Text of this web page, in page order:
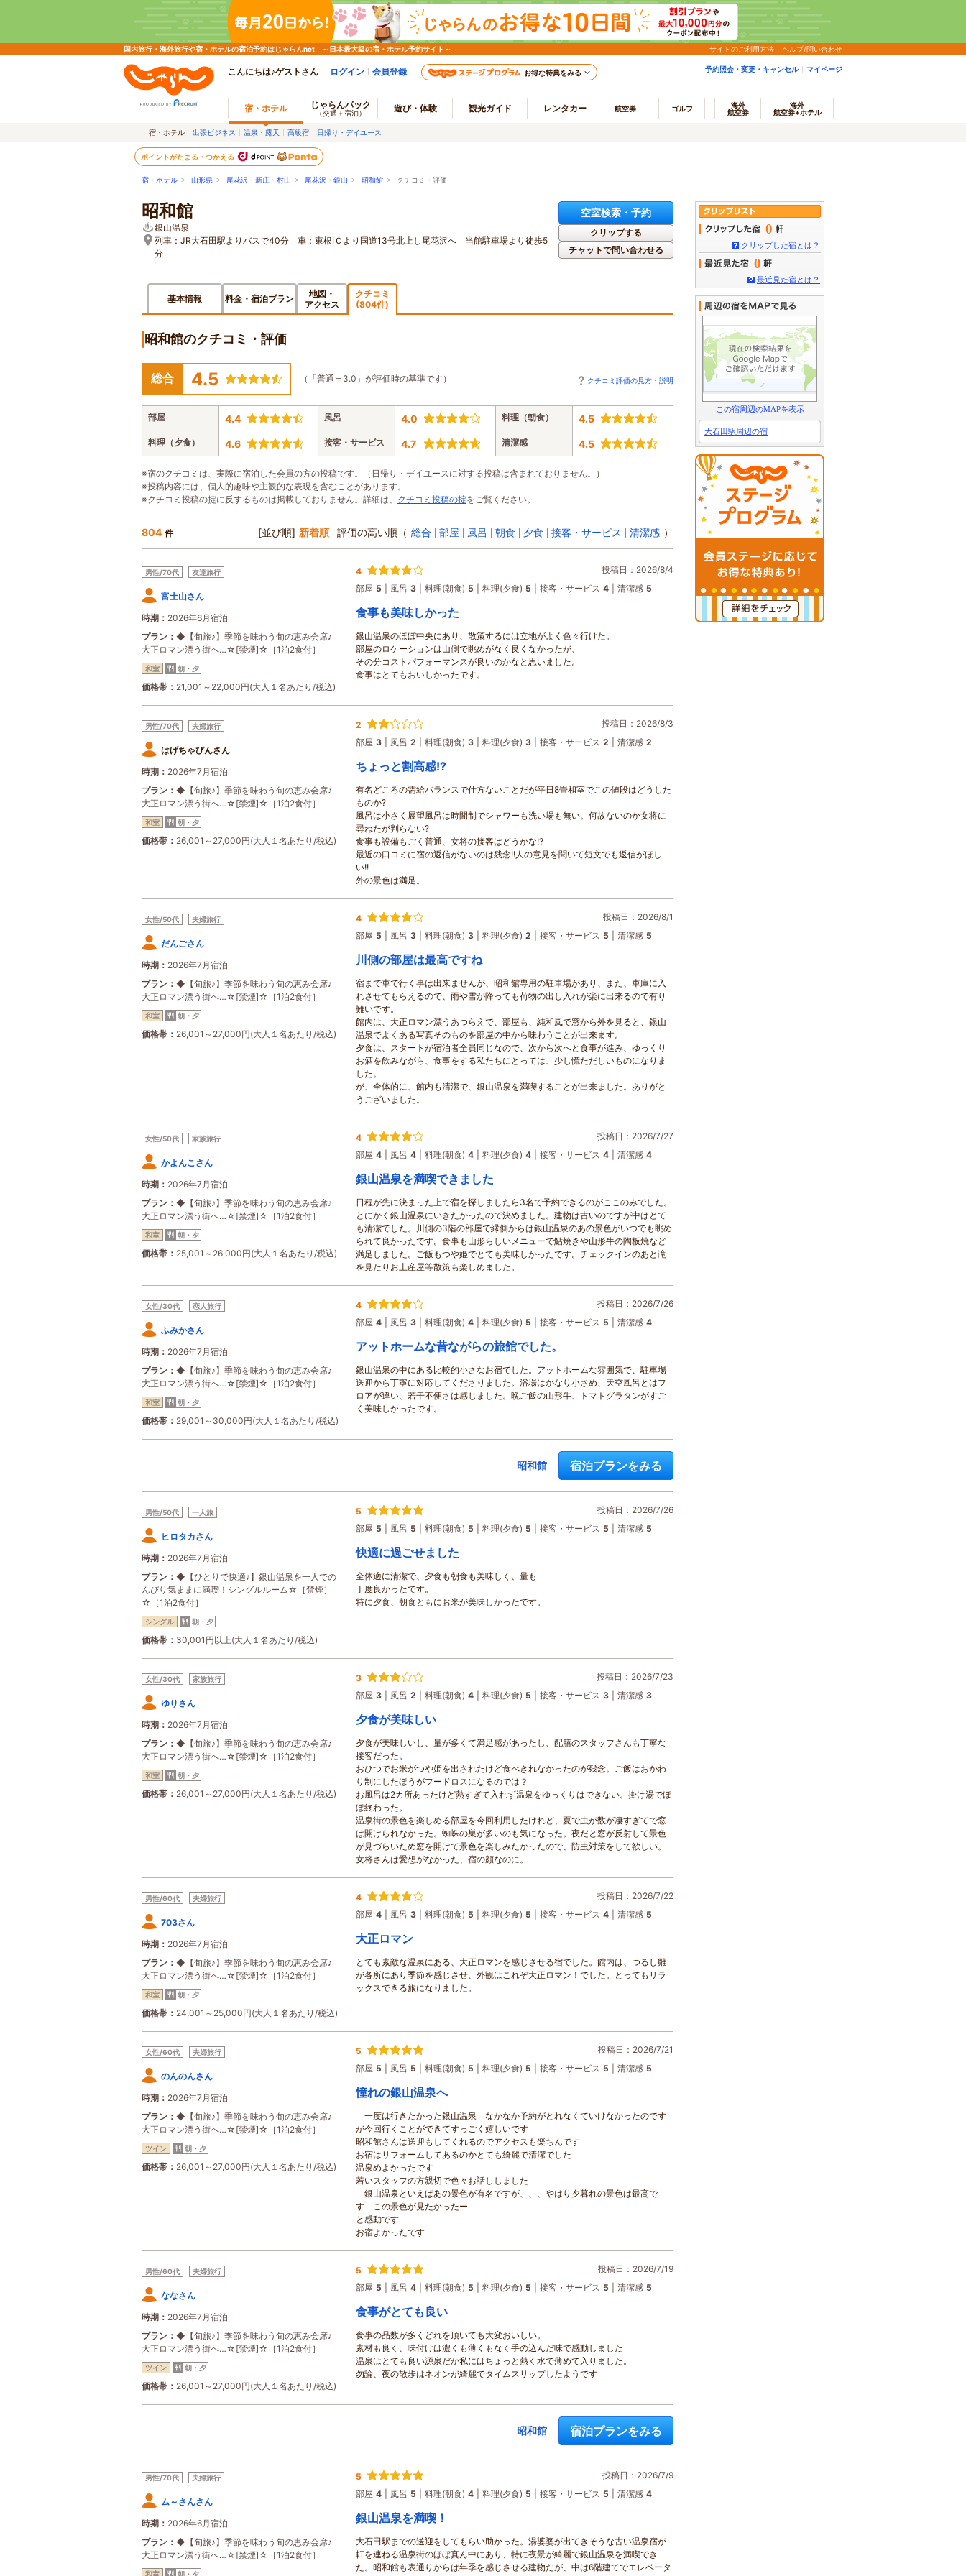
国内旅行・海外旅行や宿・ホテルの宿泊予約はじゃらんnet ～日本最大級の宿・ホテル予約サイト～ サイトのご利用方法 ヘルプ/問い合わせ
こんにちは♪ゲストさん ログイン 会員登録 お得な特典をみる 予約照会・変更・キャンセル マイページ
宿・ホテル じゃらんパック
（交通＋宿泊） 遊び・体験 観光ガイド レンタカー 航空券 ゴルフ
海外
航空券
海外
航空券+ホテル
宿・ホテル 出張ビジネス 温泉・露天 高級宿 日帰り・デイユース
ポイントがたまる・つかえる
宿・ホテル > 山形県 > 尾花沢・新庄・村山 > 尾花沢・銀山 > 昭和館 > クチコミ・評価
昭和館
銀山温泉
列車：JR大石田駅よりバスで40分 車：東根IＣより国道13号北上し尾花沢へ 当館駐車場より徒歩5
分
空室検索・予約
クリップする
チャットで問い合わせる
基本情報 料金・宿泊プラン
地図・
アクセス
クチコミ
(804件)
昭和館のクチコミ・評価
総合 4.5 （「普通＝3.0」が評価時の基準です） クチコミ評価の見方・説明
部屋 4.4 風呂 4.0 料理（朝食） 4.5
料理（夕食） 4.6 接客・サービス 4.7 清潔感 4.5
※宿のクチコミは、実際に宿泊した会員の方の投稿です。（日帰り・デイユースに対する投稿は含まれておりません。）
※投稿内容には、個人的趣味や主観的な表現を含むことがあります。
※クチコミ投稿の掟に反するものは掲載しておりません。詳細は、 クチコミ投稿の掟をご覧ください。
804 件 [並び順] 新着順 評価の高い順 （ 総合 部屋 風呂 朝食 夕食 接客・サービス 清潔感 ）
男性/70代 友達旅行
富士山さん
時期
2026年6月宿泊
プラン
◆【旬旅♪】季節を味わう旬の恵み会席♪
大正ロマン漂う街へ…☆[禁煙]☆［1泊2食付］
和室 朝・夕
価格帯 21,001～22,000円(大人１名あたり/税込)
4
投稿日：2026/8/4
部屋 5 風呂 3 料理(朝食) 5 料理(夕食) 5 接客・サービス 4 清潔感 5
食事も美味しかった
銀山温泉のほぼ中央にあり、散策するには立地がよく色々行けた。
部屋のロケーションは山側で眺めがなく良くなかったが、
その分コストパフォーマンスが良いのかなと思いました。
食事はとてもおいしかったです。
男性/70代 夫婦旅行
はげちゃびんさん
時期
2026年7月宿泊
プラン
◆【旬旅♪】季節を味わう旬の恵み会席♪
大正ロマン漂う街へ…☆[禁煙]☆［1泊2食付］
和室 朝・夕
価格帯 26,001～27,000円(大人１名あたり/税込)
2
投稿日：2026/8/3
部屋 3 風呂 2 料理(朝食) 3 料理(夕食) 3 接客・サービス 2 清潔感 2
ちょっと割高感!?
有名どころの需給バランスで仕方ないことだが平日8畳和室でこの値段はどうした
ものか?
風呂は小さく展望風呂は時間制でシャワーも洗い場も無い。何故ないのか女将に
尋ねたが判らない?
食事も設備もごく普通、女将の接客はどうかな!?
最近の口コミに宿の返信がないのは残念!!人の意見を聞いて短文でも返信がほし
い!!
外の景色は満足。
女性/50代 夫婦旅行
だんごさん
時期
2026年7月宿泊
プラン
◆【旬旅♪】季節を味わう旬の恵み会席♪
大正ロマン漂う街へ…☆[禁煙]☆［1泊2食付］
和室 朝・夕
価格帯 26,001～27,000円(大人１名あたり/税込)
4
投稿日：2026/8/1
部屋 5 風呂 3 料理(朝食) 3 料理(夕食) 2 接客・サービス 5 清潔感 5
川側の部屋は最高ですね
宿まで車で行く事は出来ませんが、昭和館専用の駐車場があり、また、車庫に入
れさせてもらえるので、雨や雪が降っても荷物の出し入れが楽に出来るので有り
難いです。
館内は、大正ロマン漂うあつらえで、部屋も、純和風で窓から外を見ると、銀山
温泉でよくある写真そのものを部屋の中から味わうことが出来ます。
夕食は、スタートが宿泊者全員同じなので、次から次へと食事が進み、ゆっくり
お酒を飲みながら、食事をする私たちにとっては、少し慌ただしいものになりま
した。
が、全体的に、館内も清潔で、銀山温泉を満喫することが出来ました。ありがと
うございました。
女性/50代 家族旅行
かよんこさん
時期
2026年7月宿泊
プラン
◆【旬旅♪】季節を味わう旬の恵み会席♪
大正ロマン漂う街へ…☆[禁煙]☆［1泊2食付］
和室 朝・夕
価格帯 25,001～26,000円(大人１名あたり/税込)
4
投稿日：2026/7/27
部屋 4 風呂 4 料理(朝食) 4 料理(夕食) 4 接客・サービス 4 清潔感 4
銀山温泉を満喫できました
日程が先に決まった上で宿を探しましたら3名で予約できるのがここのみでした。
とにかく銀山温泉にいきたかったので決めました。建物は古いのですが中はとて
も清潔でした。川側の3階の部屋で縁側からは銀山温泉のあの景色がいつでも眺め
られて良かったです。食事も山形らしいメニューで鮎焼きや山形牛の陶板焼など
満足しました。ご飯もつや姫でとても美味しかったです。チェックインのあと滝
を見たりお土産屋等散策も楽しめました。
女性/30代 恋人旅行
ふみかさん
時期
2026年7月宿泊
プラン
◆【旬旅♪】季節を味わう旬の恵み会席♪
大正ロマン漂う街へ…☆[禁煙]☆［1泊2食付］
和室 朝・夕
価格帯 29,001～30,000円(大人１名あたり/税込)
4
投稿日：2026/7/26
部屋 4 風呂 3 料理(朝食) 4 料理(夕食) 5 接客・サービス 5 清潔感 4
アットホームな昔ながらの旅館でした。
銀山温泉の中にある比較的小さなお宿でした。アットホームな雰囲気で、駐車場
送迎から丁寧に対応してくださりました。浴場はかなり小さめ、天空風呂とはフ
ロアが違い、若干不便さは感じました。晩ご飯の山形牛、トマトグラタンがすご
く美味しかったです。
昭和館 宿泊プランをみる
男性/50代 一人旅
ヒロタカさん
時期
2026年7月宿泊
プラン
◆【ひとりで快適♪】銀山温泉を一人での
んびり気ままに満喫！シングルルーム☆［禁煙］
☆［1泊2食付］
シングル 朝・夕
価格帯 30,001円以上(大人１名あたり/税込)
5
投稿日：2026/7/26
部屋 5 風呂 5 料理(朝食) 5 料理(夕食) 5 接客・サービス 5 清潔感 5
快適に過ごせました
全体適に清潔で、夕食も朝食も美味しく、量も
丁度良かったです。
特に夕食、朝食ともにお米が美味しかったです。
女性/30代 家族旅行
ゆりさん
時期
2026年7月宿泊
プラン
◆【旬旅♪】季節を味わう旬の恵み会席♪
大正ロマン漂う街へ…☆[禁煙]☆［1泊2食付］
和室 朝・夕
価格帯 26,001～27,000円(大人１名あたり/税込)
3
投稿日：2026/7/23
部屋 3 風呂 2 料理(朝食) 4 料理(夕食) 5 接客・サービス 3 清潔感 3
夕食が美味しい
夕食が美味しいし、量が多くて満足感があったし、配膳のスタッフさんも丁寧な
接客だった。
おひつでお米がつや姫を出されたけど食べきれなかったのが残念。ご飯はおかわ
り制にしたほうがフードロスになるのでは？
お風呂は2カ所あったけど熱すぎて入れず温泉をゆっくりはできない。掛け湯でほ
ぼ終わった。
温泉街の景色を楽しめる部屋を今回利用したけれど、夏で虫が数が凄すぎてで窓
は開けられなかった。蜘蛛の巣が多いのも気になった。夜だと窓が反射して景色
が見づらいため窓を開けて景色を楽しみたかったので、防虫対策をして欲しい。
女将さんは愛想がなかった、宿の顔なのに。
男性/60代 夫婦旅行
703さん
時期
2026年7月宿泊
プラン
◆【旬旅♪】季節を味わう旬の恵み会席♪
大正ロマン漂う街へ…☆[禁煙]☆［1泊2食付］
和室 朝・夕
価格帯 24,001～25,000円(大人１名あたり/税込)
4
投稿日：2026/7/22
部屋 4 風呂 3 料理(朝食) 5 料理(夕食) 5 接客・サービス 4 清潔感 5
大正ロマン
とても素敵な温泉にある、大正ロマンを感じさせる宿でした。館内は、つるし雛
が各所にあり季節を感じさせ、外観はこれぞ大正ロマン！でした。とってもリラ
ックスできる旅になりました。
女性/60代 夫婦旅行
のんのんさん
時期
2026年7月宿泊
プラン
◆【旬旅♪】季節を味わう旬の恵み会席♪
大正ロマン漂う街へ…☆[禁煙]☆［1泊2食付］
ツイン 朝・夕
価格帯 26,001～27,000円(大人１名あたり/税込)
5
投稿日：2026/7/21
部屋 5 風呂 5 料理(朝食) 5 料理(夕食) 5 接客・サービス 5 清潔感 5
憧れの銀山温泉へ
一度は行きたかった銀山温泉 なかなか予約がとれなくていけなかったのです
が今回行くことができてすっごく嬉しいです
昭和館さんは送迎もしてくれるのでアクセスも楽ちんです
お宿はリフォームしてあるのかとても綺麗で清潔でした
温泉めよかったです
若いスタッフの方親切で色々お話ししました
銀山温泉といえばあの景色が有名ですが、、、やはり夕暮れの景色は最高で
す この景色が見たかったー
と感動です
お宿よかったです
男性/60代 夫婦旅行
ななさん
時期
2026年7月宿泊
プラン
◆【旬旅♪】季節を味わう旬の恵み会席♪
大正ロマン漂う街へ…☆[禁煙]☆［1泊2食付］
ツイン 朝・夕
価格帯 26,001～27,000円(大人１名あたり/税込)
5
投稿日：2026/7/19
部屋 5 風呂 4 料理(朝食) 5 料理(夕食) 5 接客・サービス 5 清潔感 5
食事がとても良い
食事の品数が多くどれを頂いても大変おいしい。
素材も良く、味付けは濃くも薄くもなく手の込んだ味で感動しました
温泉はとても良い源泉だか私にはちょっと熱く水で薄めて入りました。
勿論、夜の散歩はネオンが綺麗でタイムスリップしたようです
昭和館 宿泊プランをみる
男性/70代 夫婦旅行
ム～さんさん
時期
2026年6月宿泊
プラン
◆【旬旅♪】季節を味わう旬の恵み会席♪
大正ロマン漂う街へ…☆[禁煙]☆［1泊2食付］
和室 朝・夕
5
投稿日：2026/7/9
部屋 4 風呂 5 料理(朝食) 4 料理(夕食) 5 接客・サービス 5 清潔感 4
銀山温泉を満喫！
大石田駅までの送迎をしてもらい助かった。湯婆婆が出てきそうな古い温泉宿が
軒を連ねる温泉街のほぼ真ん中にあり、特に夜景が綺麗で銀山温泉を満喫でき
た。昭和館も表通りからは年季を感じさせる建物だが、中は6階建てでエレベータ
0
クリップした宿とは？
0
最近見た宿とは？
この宿周辺のMAPを表示
大石田駅周辺の宿